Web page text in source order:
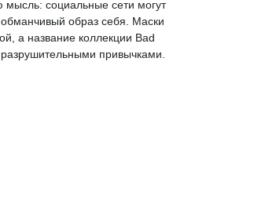
мысль: социальные сети могут
образ себя. Маски
а название коллекции Bad
привычками.